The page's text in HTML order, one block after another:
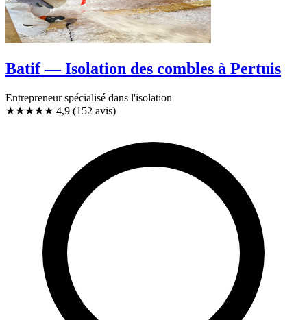
Batif — Isolation des combles à Pertuis
Entrepreneur spécialisé dans l'isolation
★★★★★ 4,9 (152 avis)